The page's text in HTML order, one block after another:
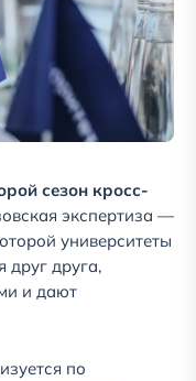
сезон кросс-
экспертиза —
университеты
друг друга,
и дают
по